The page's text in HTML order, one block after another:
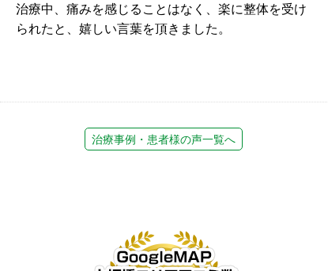
治療中、痛みを感じることはなく、楽に整体を受け
られたと、嬉しい言葉を頂きました。
治療事例・患者様の声一覧へ